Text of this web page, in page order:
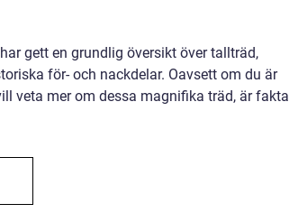
gett en grundlig översikt över tallträd,
för- och nackdelar. Oavsett om du är
veta mer om dessa magnifika träd, är fakta